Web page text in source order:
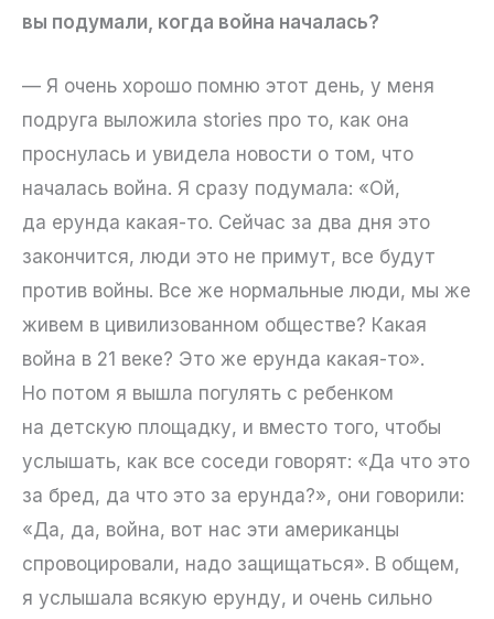
вы подумали, когда война началась?
— Я очень хорошо помню этот день, у меня
подруга выложила stories про то, как она
проснулась и увидела новости о том, что
началась война. Я сразу подумала: «Ой,
да ерунда какая-то. Сейчас за два дня это
закончится, люди это не примут, все будут
против войны. Все же нормальные люди, мы же
живем в цивилизованном обществе? Какая
война в 21 веке? Это же ерунда какая-то».
Но потом я вышла погулять с ребенком
на детскую площадку, и вместо того, чтобы
услышать, как все соседи говорят: «Да что это
за бред, да что это за ерунда?», они говорили:
«Да, да, война, вот нас эти американцы
спровоцировали, надо защищаться». В общем,
я услышала всякую ерунду, и очень сильно